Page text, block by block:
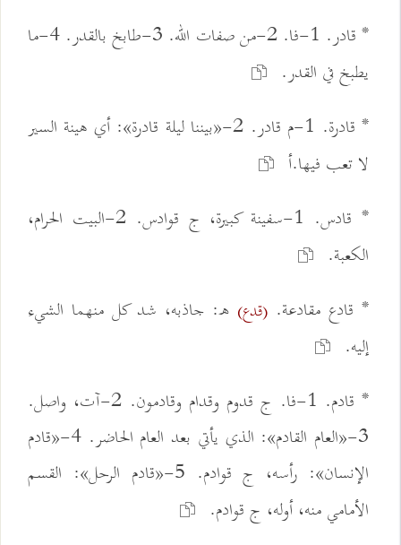
* قادر. 1-فا. 2-من صفات الله. 3-طابخ بالقدر. 4-ما
يطبخ في القدر.
* قادرة. 1-م قادر. 2-«بيننا ليلة قادرة»: أي هينة السير
لا تعب فيها.أ
* قادس. 1-سفينة كبيرة، ج قوادس. 2-البيت الحرام،
الكعبة.
* قادع مقادعة. (قدع) ه: جاذبه، شد كل منهما الشيء
إليه.
* قادم. 1-فا. ج قدوم وقدام وقادمون. 2-آت، واصل.
3-«العام القادم»: الذي يأتي بعد العام الحاضر. 4-«قادم
الإنسان»: رأسه، ج قوادم. 5-«قادم الرحل»: القسم
الأمامي منه، أوله، ج قوادم.